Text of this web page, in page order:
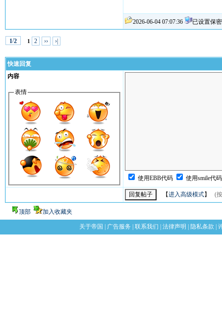
2026-06-04 07:07:36 已设置保密
1/2 1 2 ›› ›|
快速回复
内容
表情
使用EBB代码 使用smile代
【进入高级模式】 (
顶部 加入收藏夹
关于帝国 广告服务 联系我们 法律声明 隐私条款